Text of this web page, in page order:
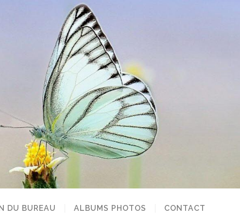
DU BUREAU ALBUMS PHOTOS CONTACT